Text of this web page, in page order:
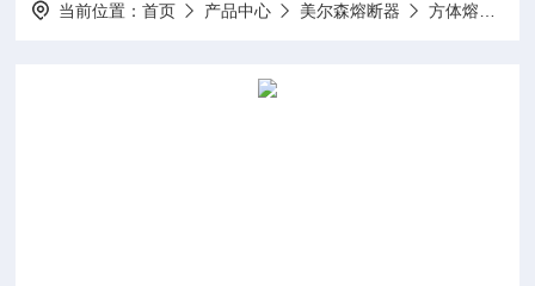
当前位置：首页 产品中心 美尔森熔断器 方体熔断器